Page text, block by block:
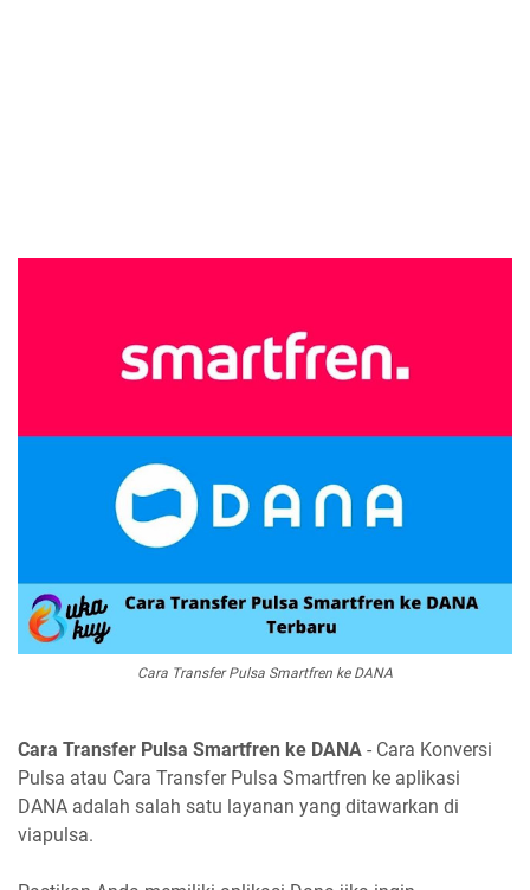
Cara Transfer Pulsa Smartfren ke DANA
Cara Transfer Pulsa Smartfren ke DANA - Cara Konversi
Pulsa atau Cara Transfer Pulsa Smartfren ke aplikasi
DANA adalah salah satu layanan yang ditawarkan di
viapulsa.